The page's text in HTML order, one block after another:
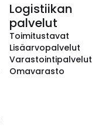
Logistiikan
palvelut
Toimitustavat
Lisäarvopalvelut
Varastointipalvelut
Omavarasto